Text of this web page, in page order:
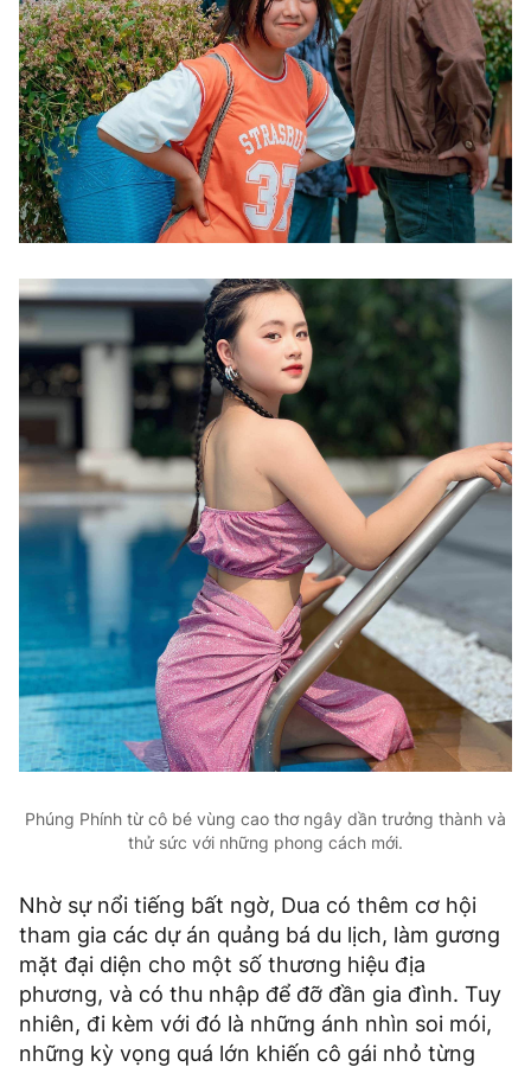
Phúng Phính từ cô bé vùng cao thơ ngây dần trưởng thành và
thử sức với những phong cách mới.
Nhờ sự nổi tiếng bất ngờ, Dua có thêm cơ hội
tham gia các dự án quảng bá du lịch, làm gương
mặt đại diện cho một số thương hiệu địa
phương, và có thu nhập để đỡ đần gia đình. Tuy
nhiên, đi kèm với đó là những ánh nhìn soi mói,
những kỳ vọng quá lớn khiến cô gái nhỏ từng